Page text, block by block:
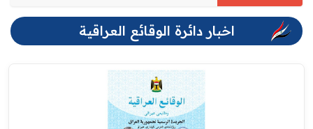
اخبار دائرة الوقائع العراقية